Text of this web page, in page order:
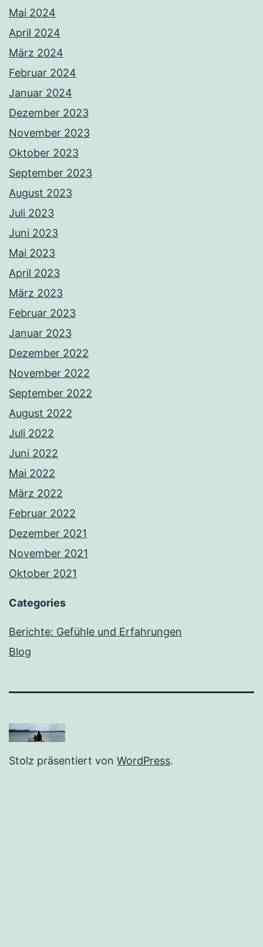
Mai 2024
April 2024
März 2024
Februar 2024
Januar 2024
Dezember 2023
November 2023
Oktober 2023
September 2023
August 2023
Juli 2023
Juni 2023
Mai 2023
April 2023
März 2023
Februar 2023
Januar 2023
Dezember 2022
November 2022
September 2022
August 2022
Juli 2022
Juni 2022
Mai 2022
März 2022
Februar 2022
Dezember 2021
November 2021
Oktober 2021
Categories
Berichte: Gefühle und Erfahrungen
Blog
Stolz präsentiert von WordPress.